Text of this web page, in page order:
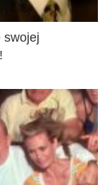
swojej